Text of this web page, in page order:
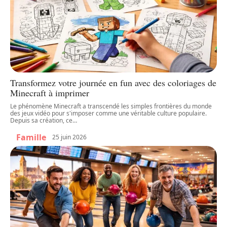
Transformez votre journée en fun avec des coloriages de
Minecraft à imprimer
Le phénomène Minecraft a transcendé les simples frontières du monde
des jeux vidéo pour s'imposer comme une véritable culture populaire.
Depuis sa création, ce…
Famille 25 juin 2026